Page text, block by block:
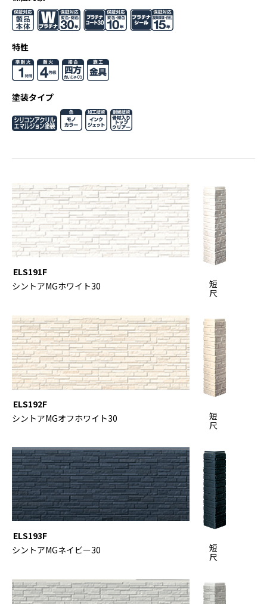
特性
塗装タイプ
短
尺
ELS191F
シントアMGホワイト30
短
尺
ELS192F
シントアMGオフホワイト30
短
尺
ELS193F
シントアMGネイビー30